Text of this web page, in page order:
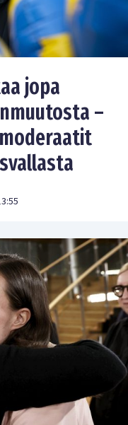
jopa
–